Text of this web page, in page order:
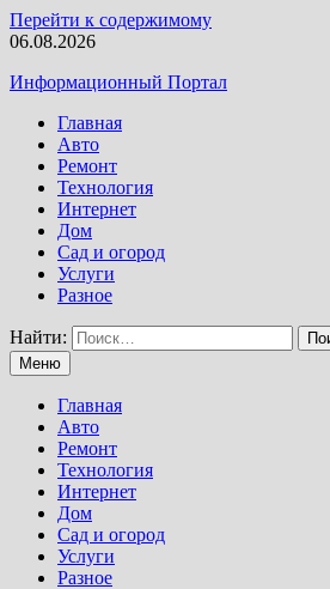
Перейти к содержимому
06.08.2026
Информационный Портал
Главная
Авто
Ремонт
Технология
Интернет
Дом
Сад и огород
Услуги
Разное
Найти:
Меню
Главная
Авто
Ремонт
Технология
Интернет
Дом
Сад и огород
Услуги
Разное